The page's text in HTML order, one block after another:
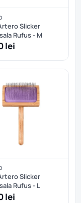
Slicker
Rufus - M
lei
Slicker
Rufus - L
lei